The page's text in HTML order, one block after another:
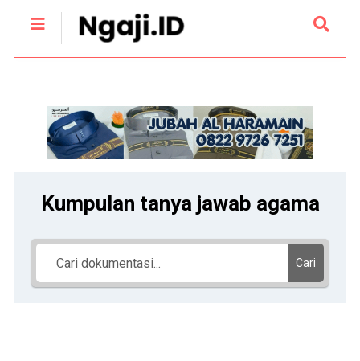
Kumpulan tanya jawab agama
Cari